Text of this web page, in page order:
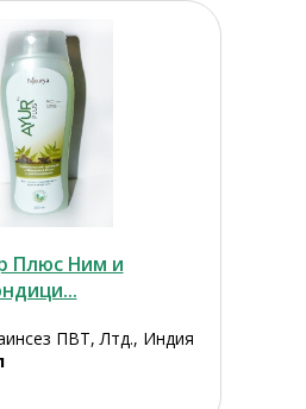
Плюс Ним и
ПВТ, Лтд., Индия